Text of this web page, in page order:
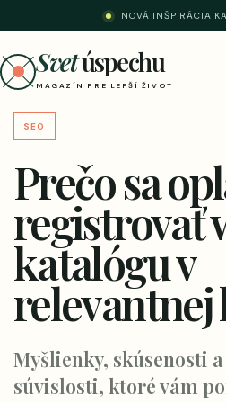
NOVÁ INŠPIRÁCIA
Svetúspechu
MAGAZÍN PRE LEPŠÍ ŽIVOT
SEO
Prečo sa
registrovať
katalógu v
Myšlienky, skúsenosti
súvislosti, ktoré vám